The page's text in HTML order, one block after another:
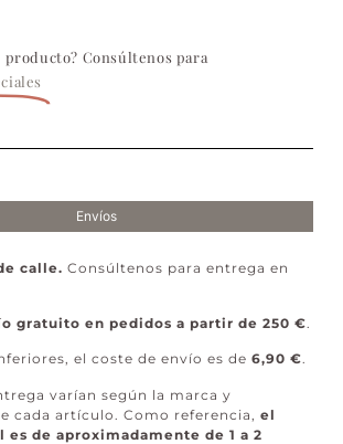
producto? Consúltenos para
Envíos
calle. Consúltenos para entrega en
gratuito en pedidos a partir de 250 €
el coste de envío es de 6,90 €.
varían según la marca y
cada artículo. Como referencia, el
de aproximadamente de 1 a 2